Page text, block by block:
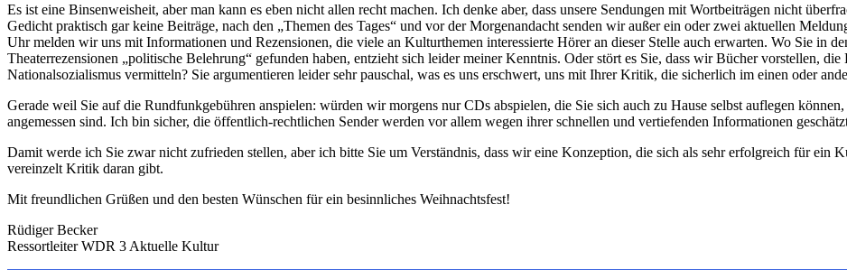
Es ist eine Binsenweisheit, aber man kann es eben nicht allen recht machen. Ich denke aber, dass unsere Sendungen mit Wortbeiträgen nicht
Gedicht praktisch gar keine Beiträge, nach den „Themen des Tages“ und vor der Morgenandacht senden wir außer ein oder zwei aktuellen
Uhr melden wir uns mit Informationen und Rezensionen, die viele an Kulturthemen interessierte Hörer an dieser Stelle auch erwarten. Wo Sie in
Theaterrezensionen „politische Belehrung“ gefunden haben, entzieht sich leider meiner Kenntnis. Oder stört es Sie, dass wir Bücher vorstellen,
Nationalsozialismus vermitteln? Sie argumentieren leider sehr pauschal, was es uns erschwert, uns mit Ihrer Kritik, die sicherlich im einen oder
Gerade weil Sie auf die Rundfunkgebühren anspielen: würden wir morgens nur CDs abspielen, die Sie sich auch zu Hause selbst auflegen
angemessen sind. Ich bin sicher, die öffentlich-rechtlichen Sender werden vor allem wegen ihrer schnellen und vertiefenden Informationen
Damit werde ich Sie zwar nicht zufrieden stellen, aber ich bitte Sie um Verständnis, dass wir eine Konzeption, die sich als sehr erfolgreich für ein
vereinzelt Kritik daran gibt.
Mit freundlichen Grüßen und den besten Wünschen für ein besinnliches Weihnachtsfest!
Rüdiger Becker
Ressortleiter WDR 3 Aktuelle Kultur